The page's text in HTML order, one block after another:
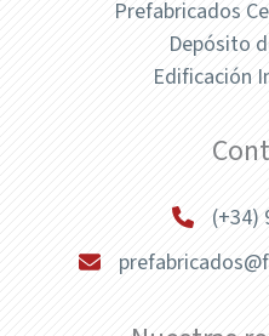
Prefabricados
Depósito
Edificación
(+34)